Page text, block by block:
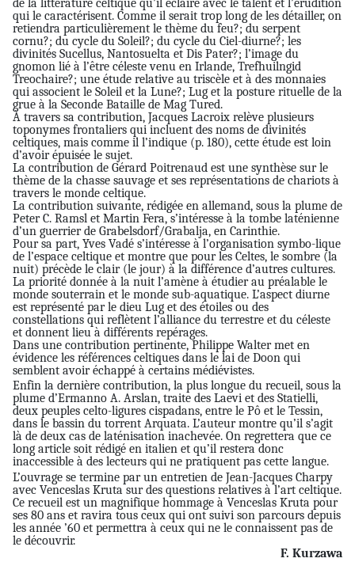
qui le caractérisent. Comme il serait trop long de les détailler, on
retiendra particulièrement le thème du feu?; du serpent
cornu?; du cycle du Soleil?; du cycle du Ciel-diurne?; les
divinités Sucellus, Nantosuelta et Dis Pater?; l’image du
gnomon lié à l’être céleste venu en Irlande, Trefhuilngid
Treochaire?; une étude relative au triscèle et à des monnaies
qui associent le Soleil et la Lune?; Lug et la posture rituelle de la
grue à la Seconde Bataille de Mag Tured.
À travers sa contribution, Jacques Lacroix relève plusieurs
toponymes frontaliers qui incluent des noms de divinités
celtiques, mais comme il l’indique (p. 180), cette étude est loin
d’avoir épuisée le sujet.
La contribution de Gérard Poitrenaud est une synthèse sur le
thème de la chasse sauvage et ses représentations de chariots à
travers le monde celtique.
La contribution suivante, rédigée en allemand, sous la plume de
Peter C. Ramsl et Martin Fera, s’intéresse à la tombe laténienne
d’un guerrier de Grabelsdorf/Grabalja, en Carinthie.
Pour sa part, Yves Vadé s’intéresse à l’organisation symbo-lique
de l’espace celtique et montre que pour les Celtes, le sombre (la
nuit) précède le clair (le jour) à la différence d’autres cultures.
La priorité donnée à la nuit l’amène à étudier au préalable le
monde souterrain et le monde sub-aquatique. L’aspect diurne
est représenté par le dieu Lug et des étoiles ou des
constellations qui reflètent l’alliance du terrestre et du céleste
et donnent lieu à différents repérages.
Dans une contribution pertinente, Philippe Walter met en
évidence les références celtiques dans le lai de Doon qui
semblent avoir échappé à certains médiévistes.
Enfin la dernière contribution, la plus longue du recueil, sous la
plume d’Ermanno A. Arslan, traite des Laevi et des Statielli,
deux peuples celto-ligures cispadans, entre le Pô et le Tessin,
dans le bassin du torrent Arquata. L’auteur montre qu’il s’agit
là de deux cas de laténisation inachevée. On regrettera que ce
long article soit rédigé en italien et qu’il restera donc
inaccessible à des lecteurs qui ne pratiquent pas cette langue.
L’ouvrage se termine par un entretien de Jean-Jacques Charpy
avec Venceslas Kruta sur des questions relatives à l’art celtique.
Ce recueil est un magnifique hommage à Venceslas Kruta pour
ses 80 ans et ravira tous ceux qui ont suivi son parcours depuis
les année ’60 et permettra à ceux qui ne le connaissent pas de
le découvrir.
F. Kurzawa